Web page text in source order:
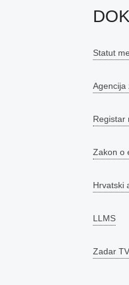
Statut
Agencija
Registar
Zakon o
Hrvatski
LLMS
Zadar